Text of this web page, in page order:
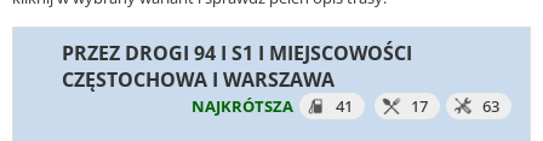
PRZEZ DROGI 94 I S1 I MIEJSCOWOŚCI
CZĘSTOCHOWA I WARSZAWA
NAJKRÓTSZA 41 17 63